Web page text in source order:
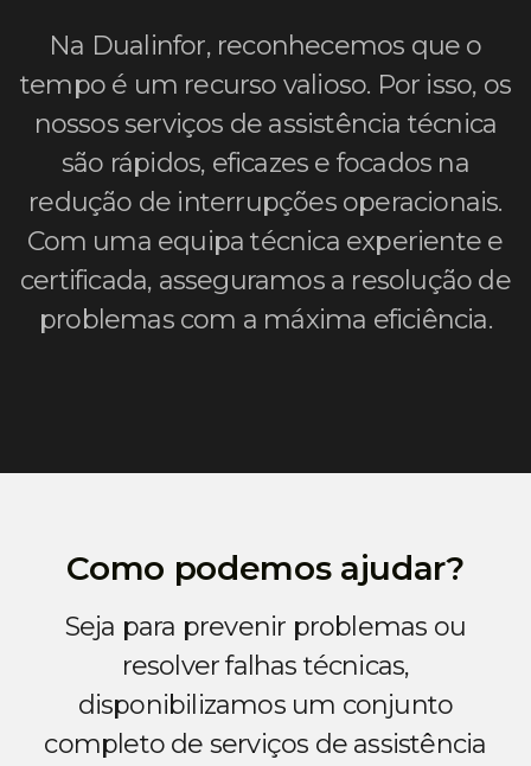
Na Dualinfor, reconhecemos que o
tempo é um recurso valioso. Por isso, os
nossos serviços de assistência técnica
são rápidos, eficazes e focados na
redução de interrupções operacionais.
Com uma equipa técnica experiente e
certificada, asseguramos a resolução de
problemas com a máxima eficiência.
Como podemos ajudar?
Seja para prevenir problemas ou
resolver falhas técnicas,
disponibilizamos um conjunto
completo de serviços de assistência